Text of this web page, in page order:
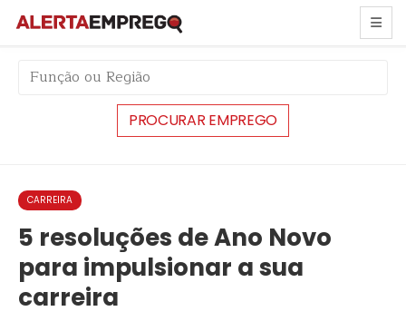
CARREIRA
5 resoluções de Ano Novo
para impulsionar a sua
carreira